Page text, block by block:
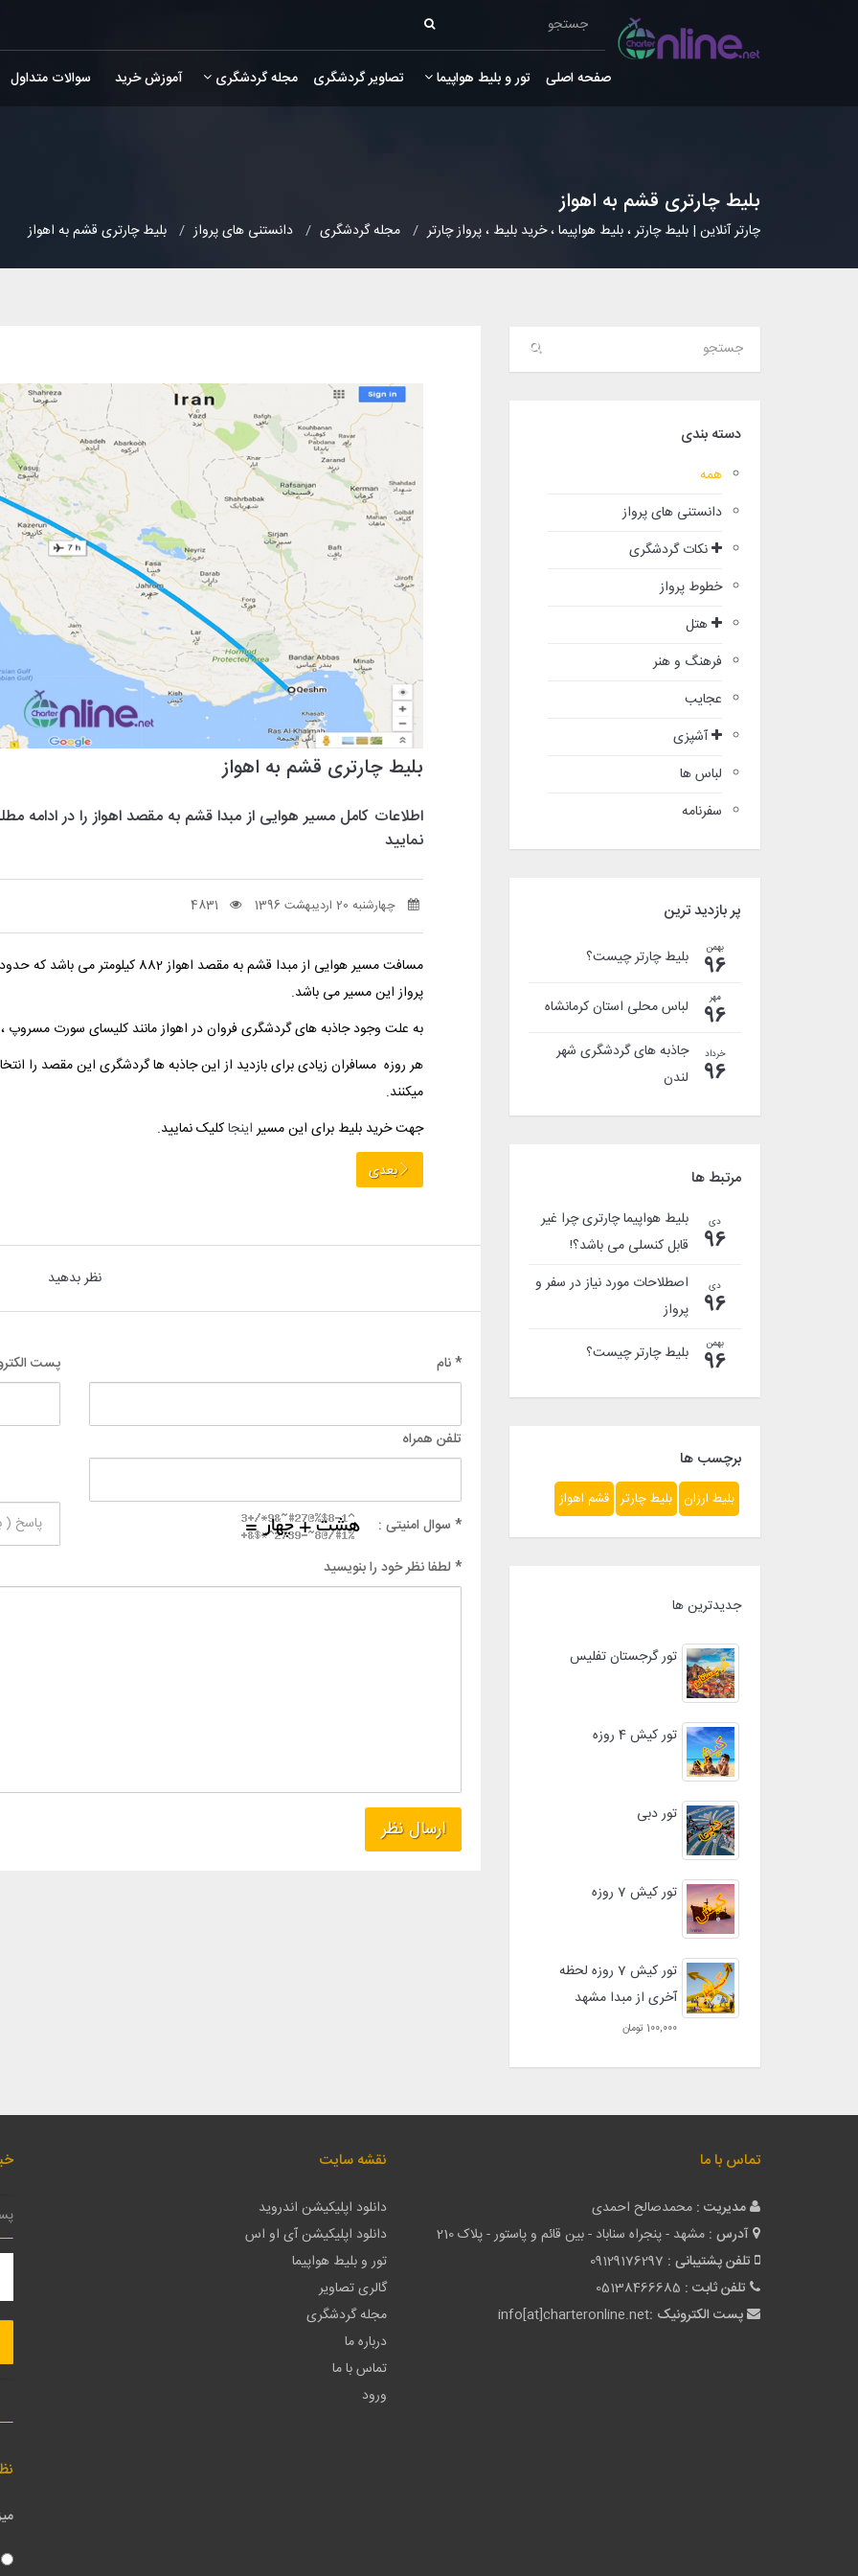
صفحه اصلی تور و بلیط هواپیما تصاویر گردشگری مجله گردشگری آموزش خرید سوالات متداول
بلیط چارتری قشم به اهواز
چارتر آنلاین | بلیط چارتر ، بلیط هواپیما ، خرید بلیط ، پرواز چارتر مجله گردشگری دانستنی های پرواز بلیط چارتری قشم به اهواز
دسته بندی
همه
دانستنی های پرواز
نکات گردشگری
خطوط پرواز
هتل
فرهنگ و هنر
عجایب
آشپزی
لباس ها
سفرنامه
پر بازدید ترین
بهمن
96 بلیط چارتر چیست؟
مهر
96 لباس محلی استان کرمانشاه
خرداد
96
جاذبه های گردشگری شهر
لندن
مرتبط ها
دی
96
بلیط هواپیما چارتری چرا غیر
قابل کنسلی می باشد؟!
دی
96
اصطلاحات مورد نیاز در سفر و
پرواز
بهمن
96 بلیط چارتر چیست؟
برچسب ها
بلیط ارزان بلیط چارتر قشم اهواز
جدیدترین ها
تور گرجستان تفلیس
تور کیش 4 روزه
تور دبی
تور کیش 7 روزه
تور کیش 7 روزه لحظه
آخری از مبدا مشهد
100,000 تومان
بلیط چارتری قشم به اهواز
اطلاعات کامل مسیر هوایی از مبدا قشم به مقصد اهواز را در ادامه
نمایید
چهارشنبه 20 اردیبهشت 1396 4831
مسافت مسیر هوایی از مبدا قشم به مقصد اهواز 882 کیلومتر می باشد که حدود 1 ساعت و 36 دقیقه طبق محاسبه
پرواز این مسیر می باشد.
به علت وجود جاذبه های گردشگری فروان در اهواز مانند کلیسای سورت مسروپ ،
هر روزه مسافران زیادی برای بازدید از این جاذبه ها گردشگری این مقصد را
میکنند.
جهت خرید بلیط برای این مسیر اینجاکلیک نمایید.
بعدی
نظر بدهید
* نام پست
تلفن همراه
* سوال امنیتی :
* لطفا نظر خود را بنویسید
تماس با ما
مدیریت : محمدصالح احمدی
آدرس : مشهد - پنجراه سناباد - بین قائم و پاستور - پلاک 210
تلفن پشتیبانی : 09129176297
تلفن ثابت : 05138466685
پست الکترونیک :info[at]charteronline.net
نقشه سایت
دانلود اپلیکیشن اندروید
دانلود اپلیکیشن آی او اس
تور و بلیط هواپیما
گالری تصاویر
مجله گردشگری
درباره ما
تماس با ما
ورود